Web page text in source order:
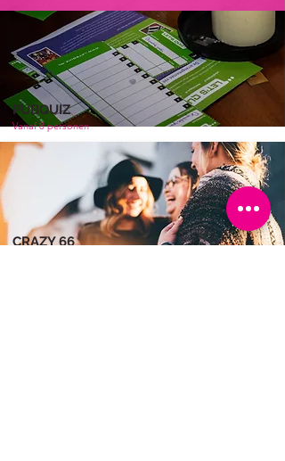
PUBQUIZ
Vanaf 8 personen
CRAZY 66